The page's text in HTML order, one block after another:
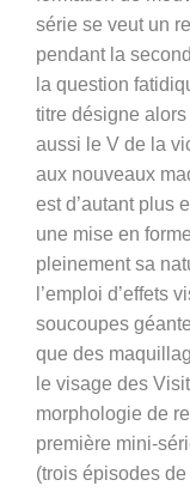
série se veut un
pendant la
la question
titre désigne
aussi le V de la
aux nouveaux
est d’autant plus
une mise en
pleinement sa
l’emploi d’effets
soucoupes
que des
le visage des
morphologie de
première mini-
(trois épisodes